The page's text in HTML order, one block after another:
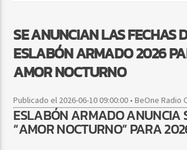
Beone Radio
SE ANUNCIAN LAS FECHAS
ESLABÓN ARMADO 2026
AMOR NOCTURNO
Publicado el 2026-06-10 09:00:00 • BeOne Radio
ESLABÓN ARMADO ANUNCIA
“AMOR NOCTURNO” PARA